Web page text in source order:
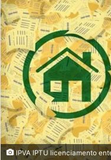
IPVA IPTU licenciamento